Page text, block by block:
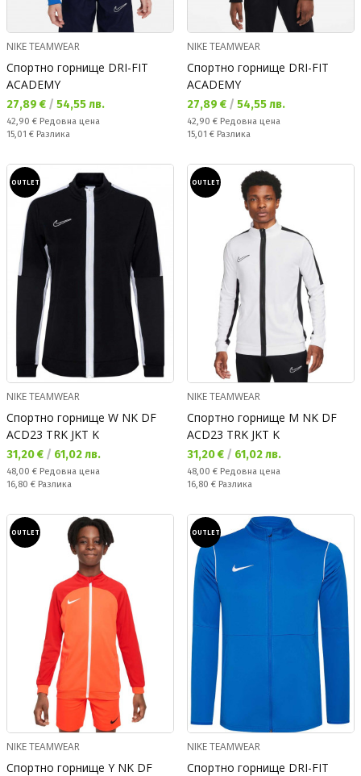
NIKE TEAMWEAR
Спортно горнище DRI-FIT
ACADEMY
Текуща цена:
27,89 € / 54,55 лв.
Редовна цена:
42,90 € Редовна цена
Спестявате:
15,01 € Разлика
NIKE TEAMWEAR
Спортно горнище DRI-FIT
ACADEMY
Текуща цена:
27,89 € / 54,55 лв.
Редовна цена:
42,90 € Редовна цена
Спестявате:
15,01 € Разлика
OUTLET
NIKE TEAMWEAR
Спортно горнище W NK DF
ACD23 TRK JKT K
Текуща цена:
31,20 € / 61,02 лв.
Редовна цена:
48,00 € Редовна цена
Спестявате:
16,80 € Разлика
OUTLET
NIKE TEAMWEAR
Спортно горнище M NK DF
ACD23 TRK JKT K
Текуща цена:
31,20 € / 61,02 лв.
Редовна цена:
48,00 € Редовна цена
Спестявате:
16,80 € Разлика
OUTLET
NIKE TEAMWEAR
Спортно горнище Y NK DF
OUTLET
NIKE TEAMWEAR
Спортно горнище DRI-FIT